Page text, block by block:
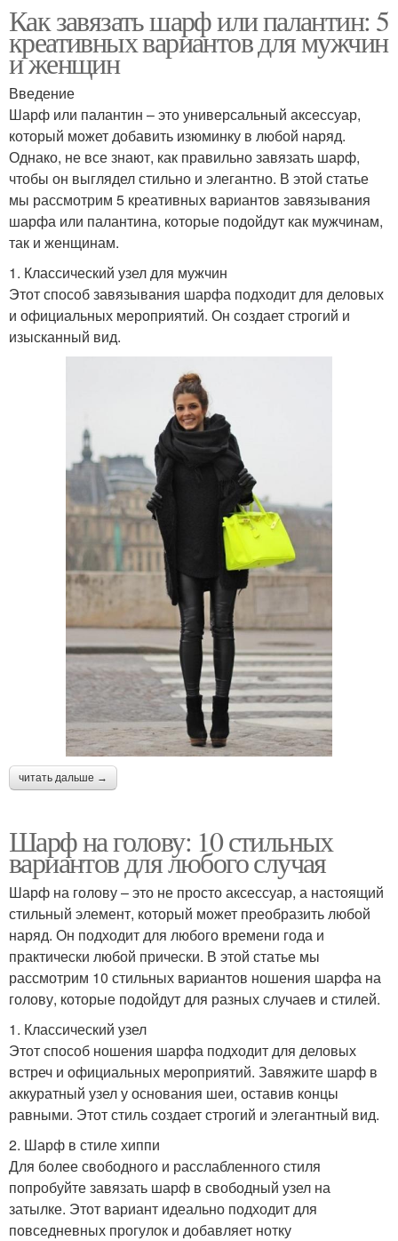
Как завязать шарф или палантин: 5
креативных вариантов для мужчин
и женщин
Введение
Шарф или палантин – это универсальный аксессуар,
который может добавить изюминку в любой наряд.
Однако, не все знают, как правильно завязать шарф,
чтобы он выглядел стильно и элегантно. В этой статье
мы рассмотрим 5 креативных вариантов завязывания
шарфа или палантина, которые подойдут как мужчинам,
так и женщинам.
1. Классический узел для мужчин
Этот способ завязывания шарфа подходит для деловых
и официальных мероприятий. Он создает строгий и
изысканный вид.
читать дальше →
Шарф на голову: 10 стильных
вариантов для любого случая
Шарф на голову – это не просто аксессуар, а настоящий
стильный элемент, который может преобразить любой
наряд. Он подходит для любого времени года и
практически любой прически. В этой статье мы
рассмотрим 10 стильных вариантов ношения шарфа на
голову, которые подойдут для разных случаев и стилей.
1. Классический узел
Этот способ ношения шарфа подходит для деловых
встреч и официальных мероприятий. Завяжите шарф в
аккуратный узел у основания шеи, оставив концы
равными. Этот стиль создает строгий и элегантный вид.
2. Шарф в стиле хиппи
Для более свободного и расслабленного стиля
попробуйте завязать шарф в свободный узел на
затылке. Этот вариант идеально подходит для
повседневных прогулок и добавляет нотку